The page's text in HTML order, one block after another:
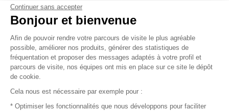
Vendez vos produits
Plan du site
© 2016 –Organisation SAFI
Continuer sans accepter
Bonjour et bienvenue
Afin de pouvoir rendre votre parcours de visite le plus agréable
possible, améliorer nos produits, générer des statistiques de
fréquentation et proposer des messages adaptés à votre profil et
parcours de visite, nos équipes ont mis en place sur ce site le dépôt
de cookie.
Cela nous est nécessaire par exemple pour :
* Optimiser les fonctionnalités que nous développons pour faciliter